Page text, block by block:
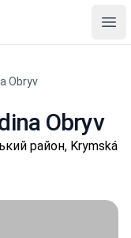
Obryv
Obryv
район, Krymská